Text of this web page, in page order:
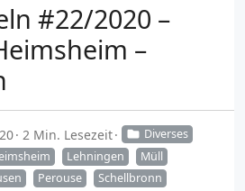
#22/2020 –
–
2 Min. Lesezeit
Diverses
Lehningen
Müll
Perouse
Schellbronn